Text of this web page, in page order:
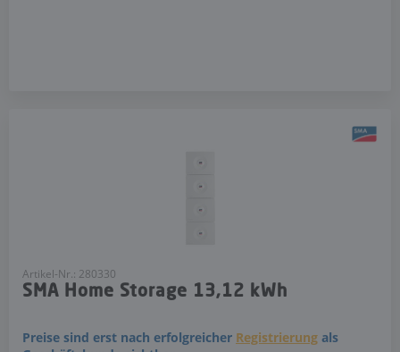
Artikel-Nr.: 280330
SMA Home Storage 13,12 kWh
Preise sind erst nach erfolgreicher Registrierung als